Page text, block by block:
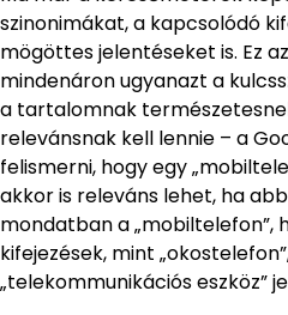
szinonimákat, a kapcsolódó
mögöttes jelentéseket is. Ez
mindenáron ugyanazt a
a tartalomnak
relevánsnak kell lennie – a
felismerni, hogy egy
akkor is releváns lehet, ha
mondatban a „mobiltelefon”,
kifejezések, mint
„telekommunikációs eszköz”